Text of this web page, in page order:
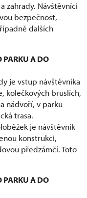
zahrady. Návštěvníci
bezpečnost,
dalších
PARKU A DO
je vstup návštěvníka
kolečkových bruslích,
nádvoří, v parku
trasa.
je návštěvník
konstrukci,
předzámčí. Toto
PARKU A DO